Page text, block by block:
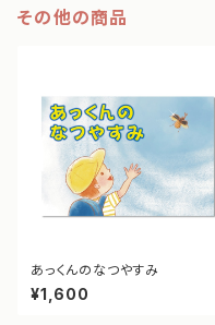
その他の商品
あっくんのなつやすみ
¥1,600